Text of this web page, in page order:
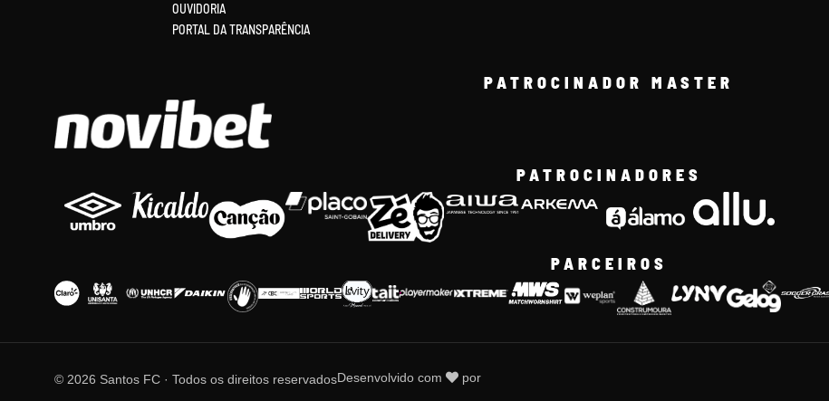
OUVIDORIA
PORTAL DA TRANSPARÊNCIA
PATROCINADOR MASTER
PATROCINADORES
PARCEIROS
© 2026 Santos FC · Todos os direitos reservadosDesenvolvido com por